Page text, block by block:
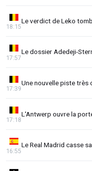
Le verdict de Leko
18:15
Le dossier Adedeji-
17:57
Une nouvelle piste très
17:39
L'Antwerp ouvre la
17:18
Le Real Madrid casse
16:55